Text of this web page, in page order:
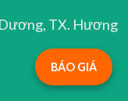
TX. Hương
BÁO GIÁ